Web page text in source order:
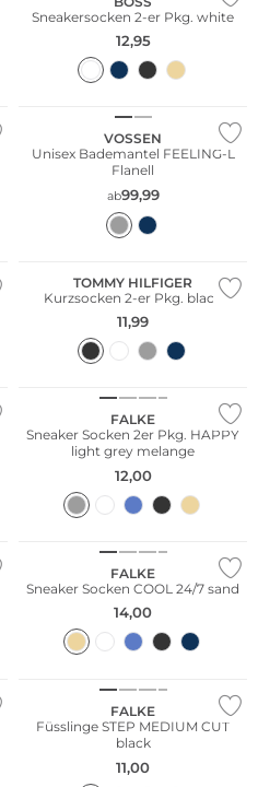
Sneakersocken 2-er Pkg. white
12,95
WE ♡ AUSTRIA
VOSSEN
Unisex Bademantel FEELING-L
Flanell
ab99,99
TOMMY HILFIGER
Kurzsocken 2-er Pkg. black
11,99
Große Größen
FALKE
Sneaker Socken 2er Pkg. HAPPY
light grey melange
12,00
Nachhaltig
FALKE
Sneaker Socken COOL 24/7 sand
14,00
FALKE
Füsslinge STEP MEDIUM CUT
black
11,00